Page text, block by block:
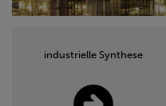
industrielle Synthese